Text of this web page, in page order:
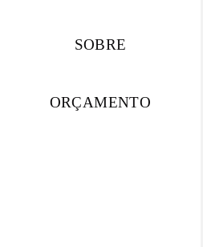
SOBRE
ORÇAMENTO